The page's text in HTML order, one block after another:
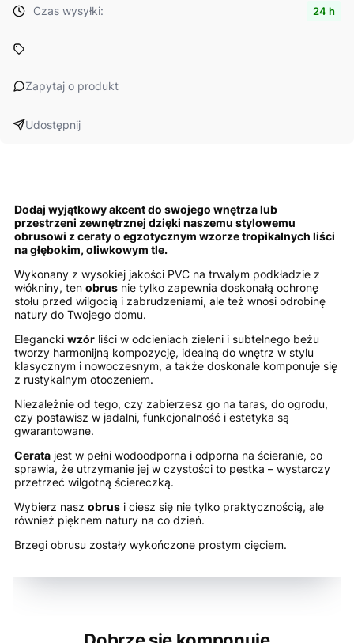
Czas wysyłki: 24 h
Zapytaj o produkt
Udostępnij
Dodaj wyjątkowy akcent do swojego wnętrza lub
przestrzeni zewnętrznej dzięki naszemu stylowemu
obrusowi z ceraty o egzotycznym wzorze tropikalnych liści
na głębokim, oliwkowym tle.
Wykonany z wysokiej jakości PVC na trwałym podkładzie z
włókniny, ten obrus nie tylko zapewnia doskonałą ochronę
stołu przed wilgocią i zabrudzeniami, ale też wnosi odrobinę
natury do Twojego domu.
Elegancki wzór liści w odcieniach zieleni i subtelnego beżu
tworzy harmonijną kompozycję, idealną do wnętrz w stylu
klasycznym i nowoczesnym, a także doskonale komponuje się
z rustykalnym otoczeniem.
Niezależnie od tego, czy zabierzesz go na taras, do ogrodu,
czy postawisz w jadalni, funkcjonalność i estetyka są
gwarantowane.
Cerata jest w pełni wodoodporna i odporna na ścieranie, co
sprawia, że utrzymanie jej w czystości to pestka – wystarczy
przetrzeć wilgotną ściereczką.
Wybierz nasz obrus i ciesz się nie tylko praktycznością, ale
również pięknem natury na co dzień.
Brzegi obrusu zostały wykończone prostym cięciem.